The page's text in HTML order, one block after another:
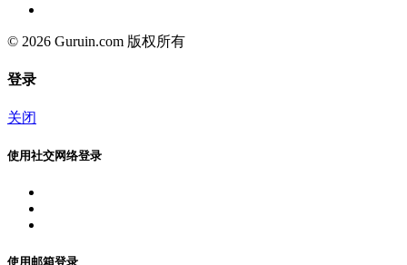
© 2026 Guruin.com 版权所有
登录
关闭
使用社交网络登录
使用邮箱登录